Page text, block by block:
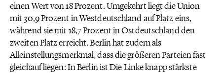
einen Wert von 18 Prozent. Umgekehrt liegt die Union
mit 30,9 Prozent in Westdeutschland auf Platz eins,
während sie mit 18,7 Prozent in Ostdeutschland den
zweiten Platz erreicht. Berlin hat zudem als
Alleinstellungsmerkmal, dass die größeren Parteien fast
gleichauf liegen: In Berlin ist Die Linke knapp stärkste